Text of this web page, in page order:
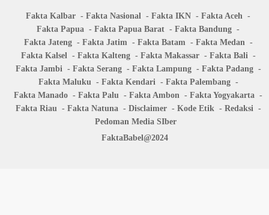
Fakta Kalbar Fakta Nasional Fakta IKN
Fakta Aceh
Fakta Papua
Fakta Papua Barat
Fakta Bandung
Fakta Jateng
Fakta Jatim Fakta Batam
Fakta Medan
Fakta Kalsel
Fakta Kalteng Fakta Makassar
Fakta Bali
Fakta Jambi
Fakta Serang Fakta Lampung
Fakta Padang
Fakta Maluku
Fakta Kendari
Fakta Palembang
Fakta Manado
Fakta Palu Fakta Ambon
Fakta Yogyakarta
Fakta Riau
Fakta Natuna Disclaimer Kode Etik
Redaksi
Pedoman Media SIber
FaktaBabel@2024